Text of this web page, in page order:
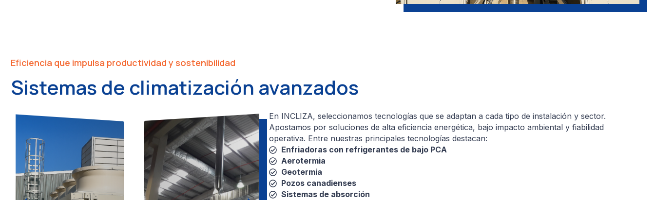
Eficiencia que impulsa productividad y sostenibilidad
Sistemas de climatización avanzados
En INCLIZA, seleccionamos tecnologías que se adaptan a cada tipo de instalación y sector.
Apostamos por soluciones de alta eficiencia energética, bajo impacto ambiental y fiabilidad
operativa. Entre nuestras principales tecnologías destacan:
Enfriadoras con refrigerantes de bajo PCA
Aerotermia
Geotermia
Pozos canadienses
Sistemas de absorción